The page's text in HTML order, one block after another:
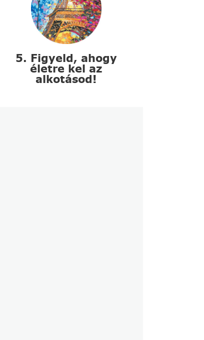
5. Figyeld, ahogy
életre kel az
alkotásod!